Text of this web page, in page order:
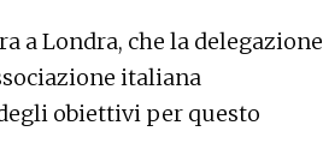
a Londra, che la delegazione
italiana
obiettivi per questo